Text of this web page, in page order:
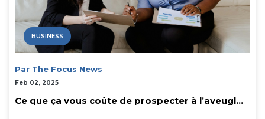
BUSINESS
Par The Focus News
Feb 02, 2025
Ce que ça vous coûte de prospecter à l’aveugl...